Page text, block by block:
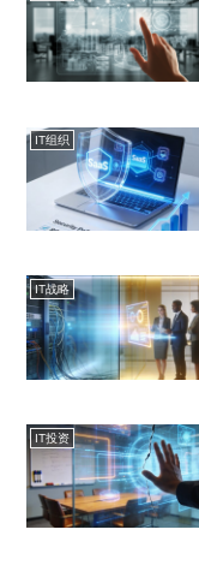
IT组织
IT战略
IT投资